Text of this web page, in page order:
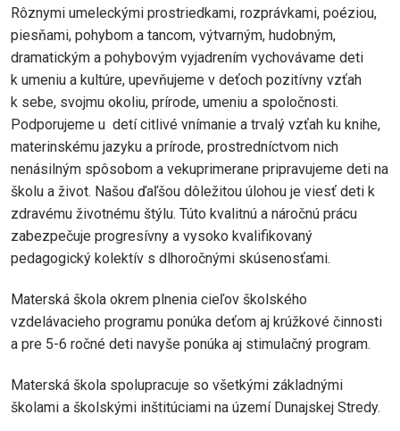
Rôznymi umeleckými prostriedkami, rozprávkami, poéziou,
piesňami, pohybom a tancom, výtvarným, hudobným,
dramatickým a pohybovým vyjadrením vychovávame deti
k umeniu a kultúre, upevňujeme v deťoch pozitívny vzťah
k sebe, svojmu okoliu, prírode, umeniu a spoločnosti.
Podporujeme u detí citlivé vnímanie a trvalý vzťah ku knihe,
materinskému jazyku a prírode, prostredníctvom nich
nenásilným spôsobom a vekuprimerane pripravujeme deti na
školu a život. Našou ďaľšou dôležitou úlohou je viesť deti k
zdravému životnému štýlu. Túto kvalitnú a náročnú prácu
zabezpečuje progresívny a vysoko kvalifikovaný
pedagogický kolektív s dlhoročnými skúsenosťami.
Materská škola okrem plnenia cieľov školského
vzdelávacieho programu ponúka deťom aj krúžkové činnosti
a pre 5-6 ročné deti navyše ponúka aj stimulačný program.
Materská škola spolupracuje so všetkými základnými
školami a školskými inštitúciami na území Dunajskej Stredy.